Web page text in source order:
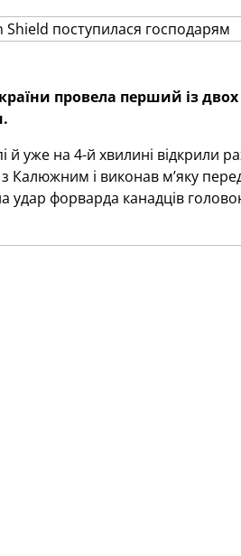
провела перший із
уже на 4-й хвилині відкрили
Калюжним і виконав м’яку
удар форварда канадців